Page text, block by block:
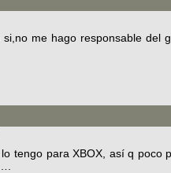
me hago responsable del
tengo para XBOX, así q poco